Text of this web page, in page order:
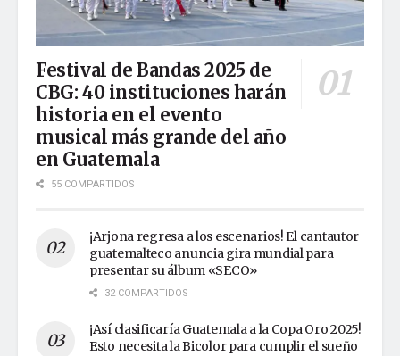
Festival de Bandas 2025 de
CBG: 40 instituciones harán
historia en el evento
musical más grande del año
en Guatemala
55 COMPARTIDOS
¡Arjona regresa a los escenarios! El cantautor
guatemalteco anuncia gira mundial para
presentar su álbum «SECO»
32 COMPARTIDOS
¡Así clasificaría Guatemala a la Copa Oro 2025!
Esto necesita la Bicolor para cumplir el sueño